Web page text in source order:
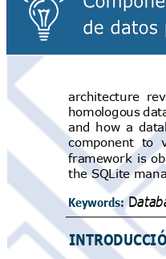
architecture
homologous
and how a
component to
framework is
the SQLite
Keywords: D
INTRODUCCIÓ